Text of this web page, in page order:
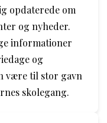
opdaterede om
og nyheder.
informationer
og
være til stor gavn
skolegang.